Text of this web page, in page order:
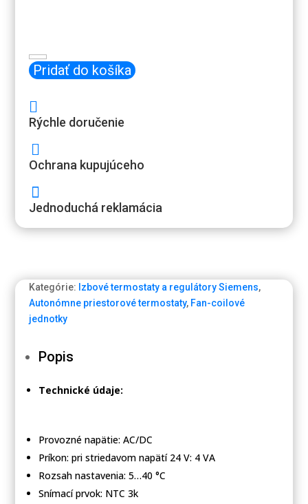
množstvo
Siemens
260T
(RDG260T)
regulátor
teploty
pre
coilové
jednotky,
3x
10
V
výstup
3
výstupy
-
10
Pridať do košíka

Rýchle doručenie

Ochrana kupujúceho

Jednoduchá reklamácia
Kategórie: Izbové termostaty a regulátory Siemens,
Autonómne priestorové termostaty, Fan-coilové
jednotky
Popis
Technické údaje:
Provozné napätie: AC/DC
Príkon: pri striedavom napätí 24 V: 4 VA
Rozsah nastavenia: 5…40 °C
Snímací prvok: NTC 3k